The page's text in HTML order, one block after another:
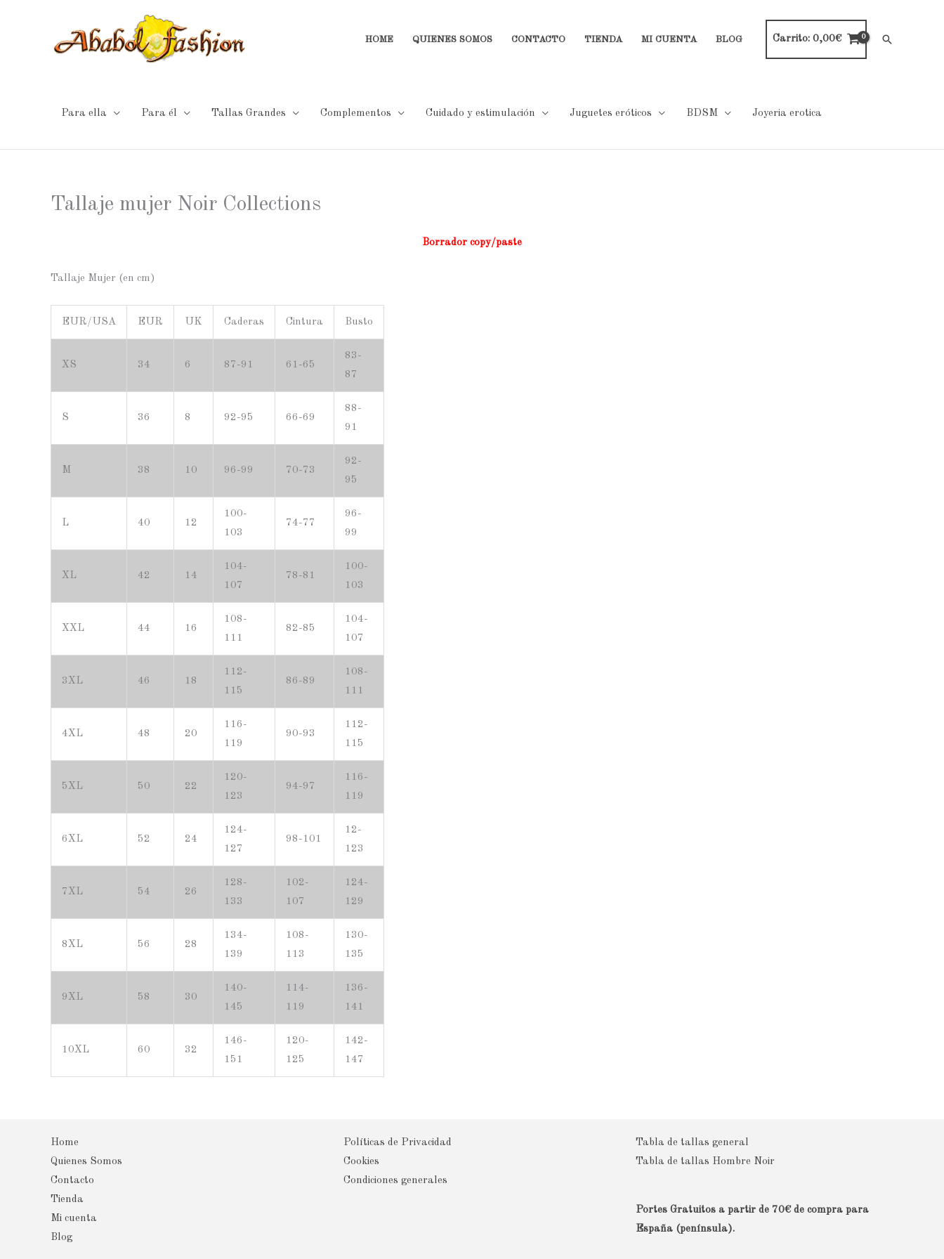
HOME QUIENES SOMOS CONTACTO TIENDA MI CUENTA BLOG Carrito: 0,00€ Buscar
Para ella Para él Tallas Grandes Complementos Cuidado y estimulación Juguetes eróticos BDSM Joyeria erotica
Tallaje mujer Noir Collections
Borrador copy/paste
Tallaje Mujer (en cm)
EUR/USA EUR UK Caderas Cintura Busto
XS 34 6 87-91 61-65
83-
87
S 36 8 92-95 66-69
88-
91
M 38 10 96-99 70-73
92-
95
L 40 12
100-
103
74-77
96-
99
XL 42 14
104-
107
78-81
100-
103
XXL 44 16
108-
111
82-85
104-
107
3XL 46 18
112-
115
86-89
108-
111
4XL 48 20
116-
119
90-93
112-
115
5XL 50 22
120-
123
94-97
116-
119
6XL 52 24
124-
127
98-101
12-
123
7XL 54 26
128-
133
102-
107
124-
129
8XL 56 28
134-
139
108-
113
130-
135
9XL 58 30
140-
145
114-
119
136-
141
10XL 60 32
146-
151
120-
125
142-
147
Home
Quienes Somos
Contacto
Tienda
Mi cuenta
Blog
Políticas de Privacidad
Cookies
Condiciones generales
Tabla de tallas general
Tabla de tallas Hombre Noir
Portes Gratuitos a partir de 70€ de compra para
España (península).